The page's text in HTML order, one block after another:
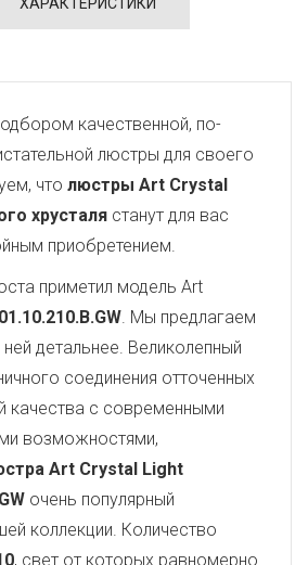
качественной, по-
люстры для своего
что люстры Art Crystal
хрусталя станут для вас
приобретением.
приметил модель Art
. Мы предлагаем
детальнее. Великолепный
соединения отточенных
качества с современными
возможностями,
Art Crystal Light
очень популярный
коллекции. Количество
, свет от которых равномерно